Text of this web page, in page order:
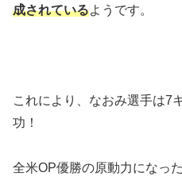
成されているようです。
これにより、なおみ選手は7
功！
全米OP優勝の原動力になっ